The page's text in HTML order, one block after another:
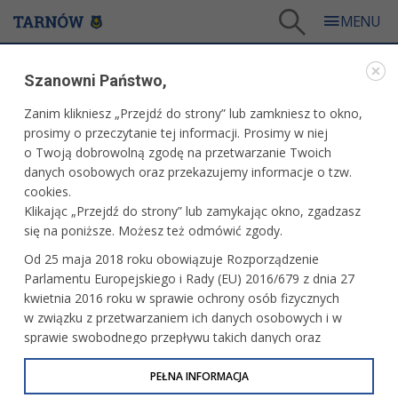
DOBRODZIEŃ 2026
18.06.2026, 15:11
To będzie wielkie święto integracji! Na Kantorii odbędzie się
wydarzenie DobroDzień’26. Zaplanowano je 28 czerwca.
Start o godz. 14.
Szanowni Państwo,
Zanim klikniesz „Przejdź do strony” lub zamkniesz to okno,
prosimy o przeczytanie tej informacji. Prosimy w niej
o Twoją dobrowolną zgodę na przetwarzanie Twoich
danych osobowych oraz przekazujemy informacje o tzw.
cookies.
Klikając „Przejdź do strony” lub zamykając okno, zgadzasz
się na poniższe. Możesz też odmówić zgody.
Od 25 maja 2018 roku obowiązuje Rozporządzenie
Parlamentu Europejskiego i Rady (EU) 2016/679 z dnia 27
kwietnia 2016 roku w sprawie ochrony osób fizycznych
w związku z przetwarzaniem ich danych osobowych i w
sprawie swobodnego przepływu takich danych oraz
uchylenia dyrektywy 95/46/WE (określane jako RODO, GDPR
lub Ogólne Rozporządzenie o Ochronie Danych
PEŁNA INFORMACJA